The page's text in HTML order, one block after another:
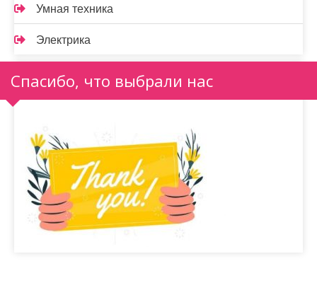
Умная техника
Электрика
Спасибо, что выбрали нас